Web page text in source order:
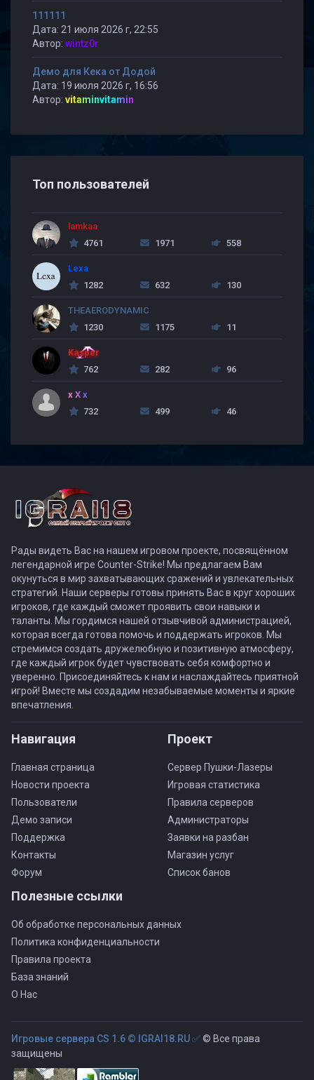
111111
Дата: 21 июля 2026 г, 22:55
Автор: wintz0r
Демо для Кека от Додой
Дата: 19 июля 2026 г, 16:56
Автор: vitaminvitamin
Топ пользователей
lamkaa
4761
1971 558
Lexa
1282
632 130
THEAERODYNAMIC
1230
1175 11
Kasper
762
282 96
x X x
732
499 46
Рады видеть Вас на нашем игровом проекте, посвящённом
легендарной игре Counter-Strike! Мы предлагаем Вам
окунуться в мир захватывающих сражений и увлекательных
стратегий. Наши серверы готовы принять Вас в круг хороших
игроков, где каждый сможет проявить свои навыки и
таланты. Мы гордимся нашей отзывчивой администрацией,
которая всегда готова помочь и поддержать игроков. Мы
стремимся создать дружелюбную и позитивную атмосферу,
где каждый игрок будет чувствовать себя комфортно и
уверенно. Присоединяйтесь к нам и наслаждайтесь приятной
игрой! Вместе мы создадим незабываемые моменты и яркие
впечатления.
Навигация
Главная страница
Новости проекта
Пользователи
Демо записи
Поддержка
Контакты
Форум
Проект
Сервер Пушки-Лазеры
Игровая статистика
Правила серверов
Администраторы
Заявки на разбан
Магазин услуг
Список банов
Полезные ссылки
Об обработке персональных данных
Политика конфиденциальности
Правила проекта
База знаний
О Нас
Игровые сервера CS 1.6 © IGRAI18.RU ✅© Все права
защищены